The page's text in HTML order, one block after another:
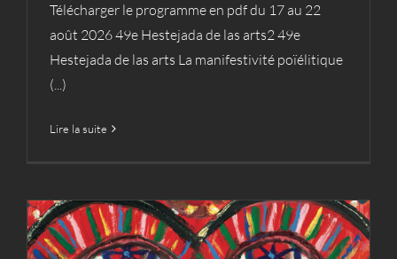
Télécharger le programme en pdf du 17 au 22
août 2026 49e Hestejada de las arts2 49e
Hestejada de las arts La manifestivité poïélitique
(...)
Lire la suite